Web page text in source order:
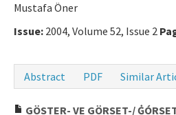
Mustafa Öner
Issue: 2004, Volume 52, Issue 2
Abstract
PDF Similar
GÖSTER- VE GÖRSET-/